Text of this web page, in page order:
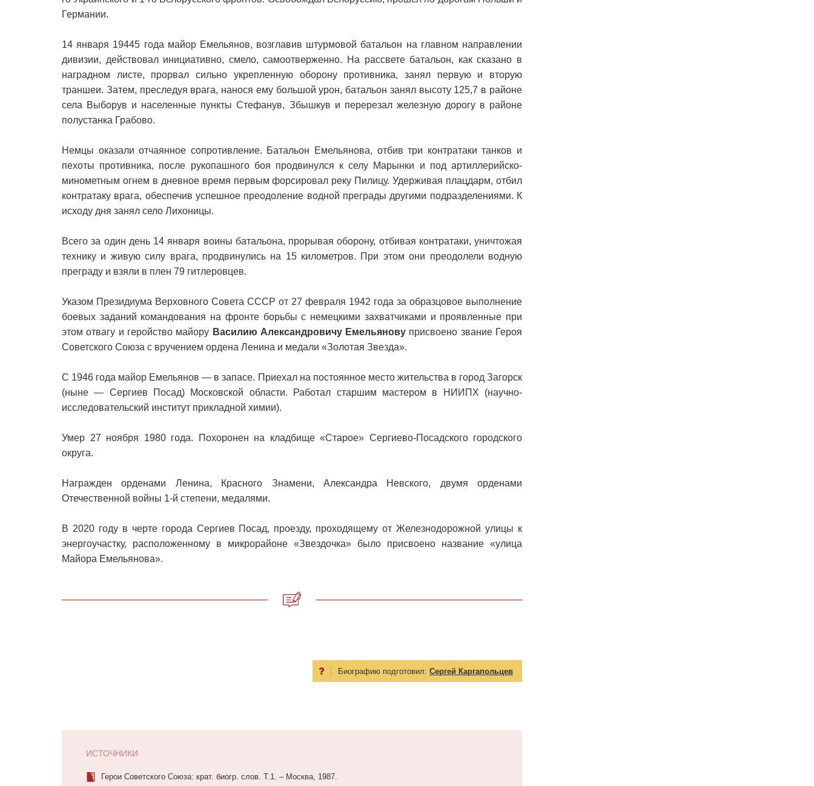
Германии.
14 января 19445 года майор Емельянов, возглавив штурмовой батальон на главном направлении
дивизии, действовал инициативно, смело, самоотверженно. На рассвете батальон, как сказано в
наградном листе, прорвал сильно укрепленную оборону противника, занял первую и вторую
траншеи. Затем, преследуя врага, нанося ему большой урон, батальон занял высоту 125,7 в районе
села Выборув и населенные пункты Стефанув, Збышкув и перерезал железную дорогу в районе
полустанка Грабово.
Немцы оказали отчаянное сопротивление. Батальон Емельянова, отбив три контратаки танков и
пехоты противника, после рукопашного боя продвинулся к селу Марынки и под артиллерийско-
минометным огнем в дневное время первым форсировал реку Пилицу. Удерживая плацдарм, отбил
контратаку врага, обеспечив успешное преодоление водной преграды другими подразделениями. К
исходу дня занял село Лихоницы.
Всего за один день 14 января воины батальона, прорывая оборону, отбивая контратаки, уничтожая
технику и живую силу врага, продвинулись на 15 километров. При этом они преодолели водную
преграду и взяли в плен 79 гитлеровцев.
Указом Президиума Верховного Совета СССР от 27 февраля 1942 года за образцовое выполнение
боевых заданий командования на фронте борьбы с немецкими захватчиками и проявленные при
этом отвагу и геройство майору Василию Александровичу Емельянову присвоено звание Героя
Советского Союза с вручением ордена Ленина и медали «Золотая Звезда».
С 1946 года майор Емельянов — в запасе. Приехал на постоянное место жительства в город Загорск
(ныне — Сергиев Посад) Московской области. Работал старшим мастером в НИИПХ (научно-
исследовательский институт прикладной химии).
Умер 27 ноября 1980 года. Похоронен на кладбище «Старое» Сергиево-Посадского городского
округа.
Награжден орденами Ленина, Красного Знамени, Александра Невского, двумя орденами
Отечественной войны 1-й степени, медалями.
В 2020 году в черте города Сергиев Посад, проезду, проходящему от Железнодорожной улицы к
энергоучастку, расположенному в микрорайоне «Звездочка» было присвоено название «улица
Майора Емельянова».
Биографию подготовил: Сергей Каргапольцев
ИСТОЧНИКИ
Герои Советского Союза: крат. биогр. слов. Т.1. – Москва, 1987.